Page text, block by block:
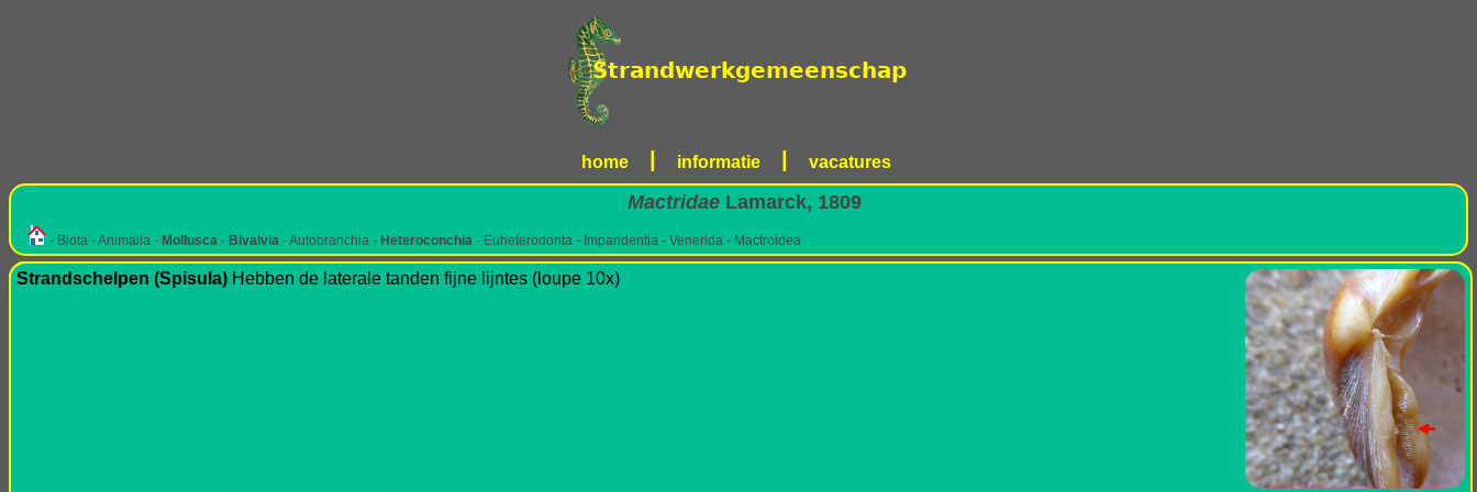
home informatie vacatures
MactridaeLamarck, 1809
- Biota - Animalia - Mollusca - Bivalvia - Autobranchia - Heteroconchia - Euheterodonta - Imparidentia - Venerida - Mactroidea
Strandschelpen (Spisula) Hebben de laterale tanden fijne lijntes (loupe 10x)